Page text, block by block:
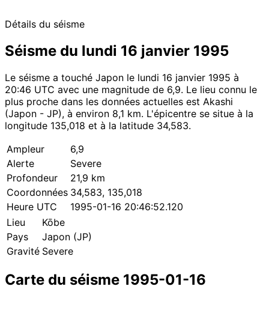
Détails du séisme
Séisme du lundi 16 janvier 1995
Le séisme a touché Japon le lundi 16 janvier 1995 à
20:46 UTC avec une magnitude de 6,9. Le lieu connu le
plus proche dans les données actuelles est Akashi
(Japon - JP), à environ 8,1 km. L'épicentre se situe à la
longitude 135,018 et à la latitude 34,583.
Ampleur
6,9
Alerte
Severe
Profondeur
21,9 km
Coordonnées 34,583, 135,018
Heure UTC
1995-01-16 20:46:52.120
Lieu
Kōbe
Pays
Japon (JP)
Gravité Severe
Carte du séisme 1995-01-16